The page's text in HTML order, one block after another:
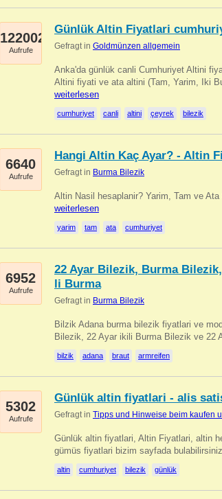
122002
Aufrufe
Günlük Altin Fiyatlari
Gefragt in Goldmünzen allgemein
Anka'da günlük canli Cumhuriyet Altini
Altini fiyati ve ata altini (Tam, Yarim, Iki
weiterlesen
cumhuriyet canli altini çeyrek bilezik
6640
Aufrufe
Hangi Altin Kaç Ayar? - Altin
Gefragt in Burma Bilezik
Altin Nasil hesaplanir? Yarim, Tam ve
weiterlesen
yarim tam ata cumhuriyet
6952
Aufrufe
22 Ayar Bilezik, Burma
li Burma
Gefragt in Burma Bilezik
Bilzik Adana burma bilezik fiyatlari ve
Bilezik, 22 Ayar ikili Burma Bilezik ve 22
bilzik adana braut armreifen
5302
Aufrufe
Günlük altin fiyatlari - alis
Gefragt in Tipps und Hinweise beim kaufen
Günlük altin fiyatlari, Altin Fiyatlari, altin
gümüs fiyatlari bizim sayfada
altin cumhuriyet bilezik günlük